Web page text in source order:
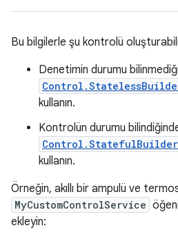
Bu bilgilerle şu kontrolü
Denetimin durumu
kullanın.
Kontrolün durumu
Control.StatefulBuilder
kullanın.
Örneğin, akıllı bir ampulü ve
MyCustomControlService
ekleyin: